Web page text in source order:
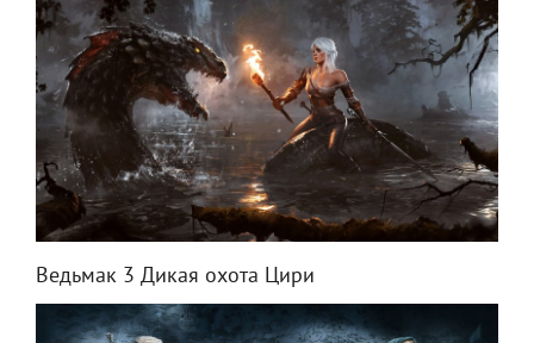
Ведьмак 3 Дикая охота Цири